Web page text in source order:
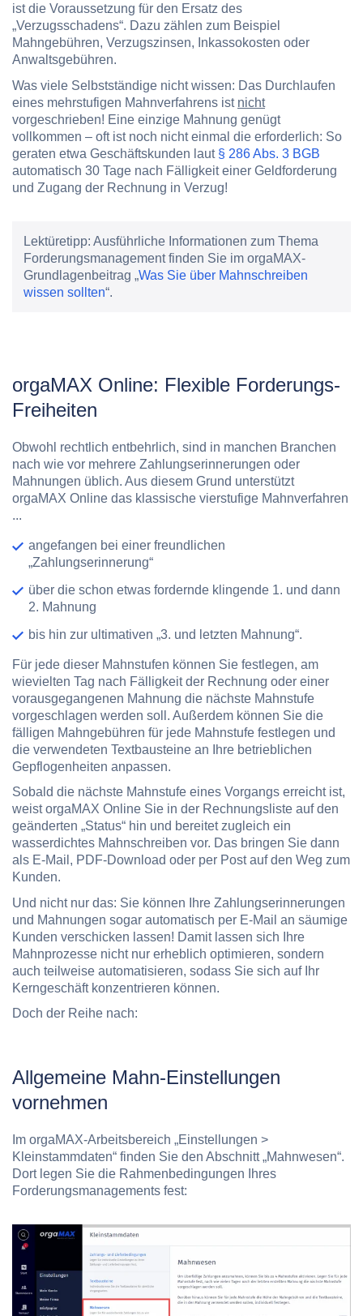
ist die Voraussetzung für den Ersatz des
„Verzugsschadens“. Dazu zählen zum Beispiel
Mahngebühren, Verzugszinsen, Inkassokosten oder
Anwaltsgebühren.
Was viele Selbstständige nicht wissen: Das Durchlaufen
eines mehrstufigen Mahnverfahrens ist nicht
vorgeschrieben! Eine einzige Mahnung genügt
vollkommen – oft ist noch nicht einmal die erforderlich: So
geraten etwa Geschäftskunden laut § 286 Abs. 3 BGB
automatisch 30 Tage nach Fälligkeit einer Geldforderung
und Zugang der Rechnung in Verzug!
Lektüretipp: Ausführliche Informationen zum Thema
Forderungsmanagement finden Sie im orgaMAX-
Grundlagenbeitrag „Was Sie über Mahnschreiben
wissen sollten“.
orgaMAX Online: Flexible Forderungs-
Freiheiten
Obwohl rechtlich entbehrlich, sind in manchen Branchen
nach wie vor mehrere Zahlungserinnerungen oder
Mahnungen üblich. Aus diesem Grund unterstützt
orgaMAX Online das klassische vierstufige Mahnverfahren
...
angefangen bei einer freundlichen
„Zahlungserinnerung“
über die schon etwas fordernde klingende 1. und dann
2. Mahnung
bis hin zur ultimativen „3. und letzten Mahnung“.
Für jede dieser Mahnstufen können Sie festlegen, am
wievielten Tag nach Fälligkeit der Rechnung oder einer
vorausgegangenen Mahnung die nächste Mahnstufe
vorgeschlagen werden soll. Außerdem können Sie die
fälligen Mahngebühren für jede Mahnstufe festlegen und
die verwendeten Textbausteine an Ihre betrieblichen
Gepflogenheiten anpassen.
Sobald die nächste Mahnstufe eines Vorgangs erreicht ist,
weist orgaMAX Online Sie in der Rechnungsliste auf den
geänderten „Status“ hin und bereitet zugleich ein
wasserdichtes Mahnschreiben vor. Das bringen Sie dann
als E-Mail, PDF-Download oder per Post auf den Weg zum
Kunden.
Und nicht nur das: Sie können Ihre Zahlungserinnerungen
und Mahnungen sogar automatisch per E-Mail an säumige
Kunden verschicken lassen! Damit lassen sich Ihre
Mahnprozesse nicht nur erheblich optimieren, sondern
auch teilweise automatisieren, sodass Sie sich auf Ihr
Kerngeschäft konzentrieren können.
Doch der Reihe nach:
Allgemeine Mahn-Einstellungen
vornehmen
Im orgaMAX-Arbeitsbereich „Einstellungen >
Kleinstammdaten“ finden Sie den Abschnitt „Mahnwesen“.
Dort legen Sie die Rahmenbedingungen Ihres
Forderungsmanagements fest: